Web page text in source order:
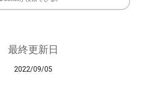
最終更新日
2022/09/05